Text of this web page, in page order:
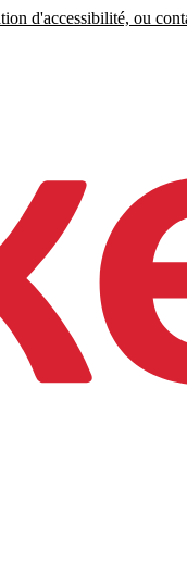
d'accessibilité, ou